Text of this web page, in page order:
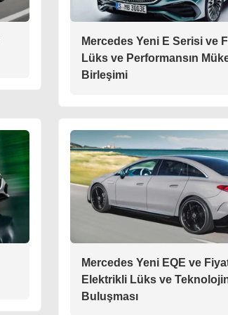
Mercedes Yeni E Serisi ve
Lüks ve Performansın
Birleşimi
Mercedes Yeni EQE ve
Elektrikli Lüks ve
Buluşması